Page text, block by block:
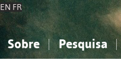
EN FR
Sobre Pesquisa